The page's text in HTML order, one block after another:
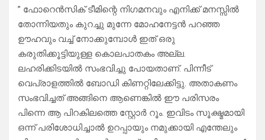
” ഫോറെൻസിക് ടീമിന്റെ നിഗമനവും എനിക്ക് മനസ്സിൽ
തോന്നിയതും കുറച്ചു മുന്നേ മോഹനേട്ടൻ പറഞ്ഞ
ഊഹവും വച്ച് നോക്കുമ്പോൾ ഇത് ഒരു
കരുതിക്കൂട്ടിയുള്ള കൊലപാതകം അല്ല.
ലഹരിക്കിടയിൽ സംഭവിച്ചു പോയതാണ്. പിന്നീട്
വെപ്രാളത്തിൽ ബോഡി കിണറ്റിലേക്കിട്ടു. അതാകണം
സംഭവിച്ചത് അങ്ങിനെ ആണെങ്കിൽ ഈ പരിസരം
പിന്നെ ആ പിറകിലത്തെ സ്റ്റോർ റൂം. ഇവിടം സൂക്ഷ്മമായി
ഒന്ന് പരിശോധിച്ചാൽ ഉറപ്പായും നമുക്കായി എന്തേലും